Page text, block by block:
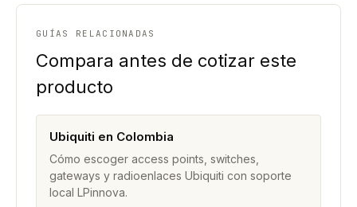
GUÍAS RELACIONADAS
Compara antes de cotizar este
producto
Ubiquiti en Colombia
Cómo escoger access points, switches,
gateways y radioenlaces Ubiquiti con soporte
local LPinnova.